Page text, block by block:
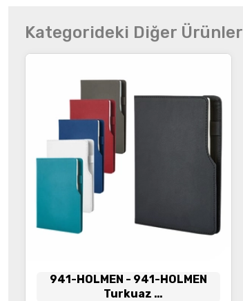
Kategorideki Diğer Ürünler
941-HOLMEN - 941-HOLMEN
Turkuaz